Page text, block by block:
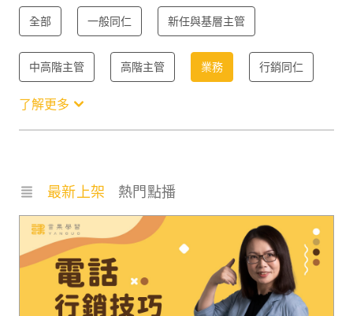
全部 一般同仁 新任與基層主管
中高階主管 高階主管 業務 行銷同仁
服務同仁
了解更多
最新上架 熱門點播